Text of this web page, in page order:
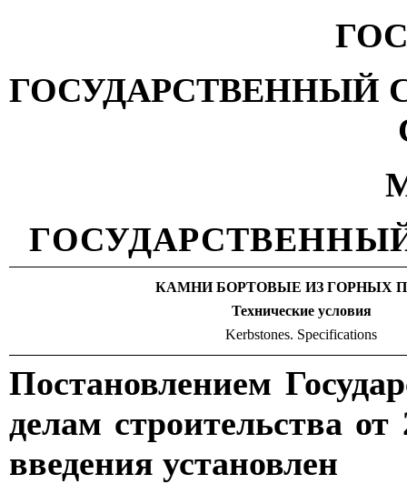
ГОСУДАРСТВЕННЫЙ
КАМНИ БОРТОВЫЕ ИЗ ГОРНЫХ
Технические условия
Kerbstones. Specifications
Постановлением
делам строительства
введения установлен